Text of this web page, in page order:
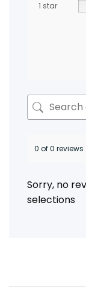
1 star
0 of 0 reviews
Sorry, no
selections